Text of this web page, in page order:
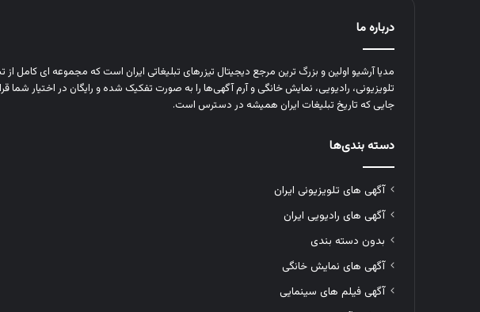
درباره ما
مدیا آرشیو اولین و بزرگ‌ ترین مرجع دیجیتال تیزرهای تبلیغاتی ایران است که مجموعه‌ ای کامل از
تلویزیونی، رادیویی، نمایش خانگی و آرم‌ آگهی‌ها را به‌ صورت تفکیک‌ شده و رایگان در اختیار شما
جایی که تاریخ تبلیغات ایران همیشه در دسترس است.
دسته بندی‌ها
آگهی های تلویزیونی ایران
آگهی های رادیویی ایران
بدون دسته بندی
آگهی های نمایش خانگی
آگهی فیلم های سینمایی